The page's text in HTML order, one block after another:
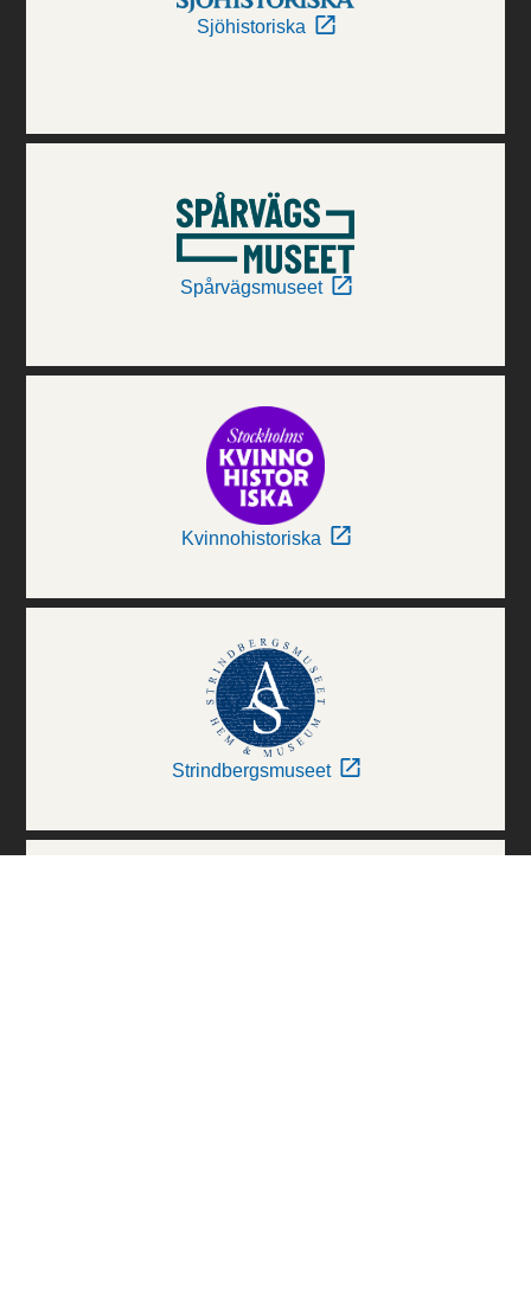
Sjöhistoriska
Spårvägsmuseet
Kvinnohistoriska
Strindbergsmuseet